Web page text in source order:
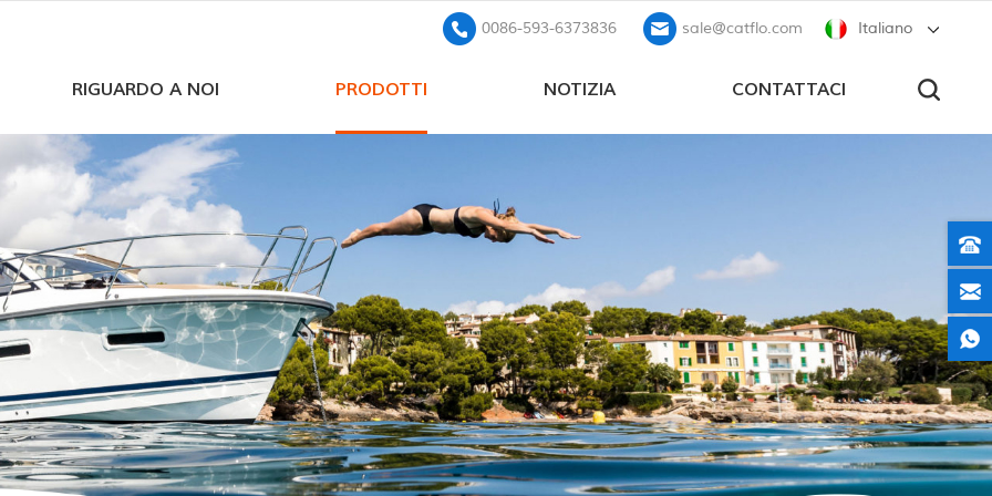
Italiano
0086-593-6373836 sale@catflo.com
RIGUARDO A NOI PRODOTTI NOTIZIA CONTATTACI